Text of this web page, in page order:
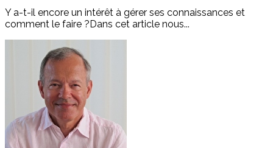
Y a-t-il encore un intérêt à gérer ses connaissances et
comment le faire ?Dans cet article nous...